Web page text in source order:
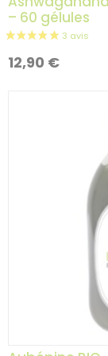
– 60 gélules
12,90 €